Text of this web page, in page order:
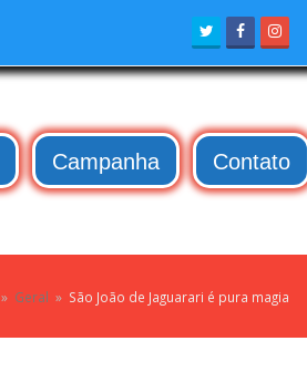
TwitterFacebook
Campanha Contato
» Geral » São João de Jaguarari é pura magia